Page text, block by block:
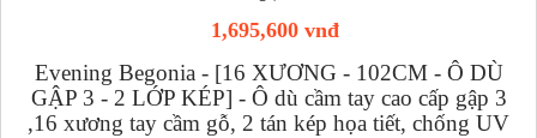
1,695,600 vnđ
Evening Begonia - [16 XƯƠNG - 102CM - Ô DÙ
GẬP 3 - 2 LỚP KÉP] - Ô dù cầm tay cao cấp gập 3
,16 xương tay cầm gỗ, 2 tán kép họa tiết, chống UV